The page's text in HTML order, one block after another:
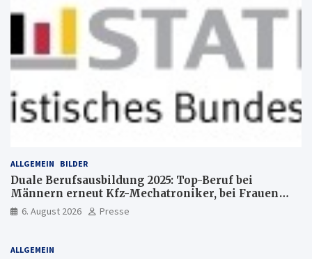
ALLGEMEIN BILDER
Duale Berufsausbildung 2025: Top-Beruf bei
Männern erneut Kfz-Mechatroniker, bei Frauen
medizinische Fachangestellte
6. August 2026 Presse
ALLGEMEIN